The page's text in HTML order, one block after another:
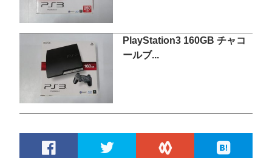
PlayStation3 160GB チャコ
ールブ...